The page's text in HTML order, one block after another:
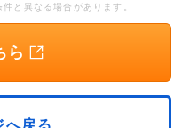
と異なる場合があります。
ら
へ戻る